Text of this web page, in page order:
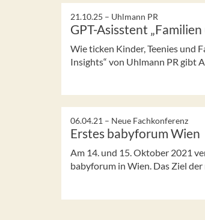
21.10.25 – Uhlmann PR
GPT-Asisstent
Wie ticken Kinder, Teenies und
Insights“ von Uhlmann PR gibt
06.04.21 – Neue Fachkonferenz
Erstes babyforum Wien
Am 14. und 15. Oktober 2021
babyforum in Wien. Das Ziel